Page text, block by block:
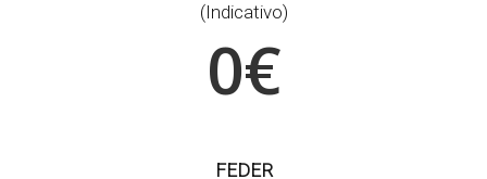
(indicativo)
0€
FEDER